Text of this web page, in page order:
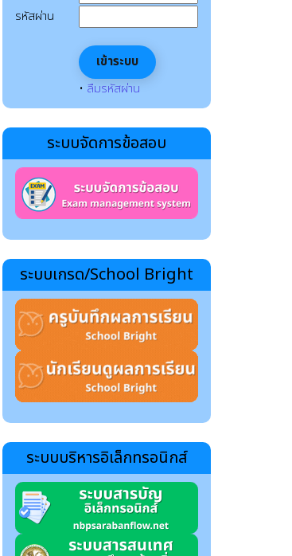
รหัสผ่าน
• ลืมรหัสผ่าน
ระบบจัดการข้อสอบ
ระบบเกรด/School Bright
ระบบบริหารอิเล็กทรอนิกส์